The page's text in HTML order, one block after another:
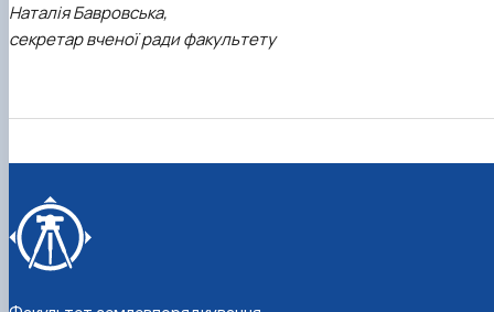
Наталія Бавровська,
секретар вченої ради факультету